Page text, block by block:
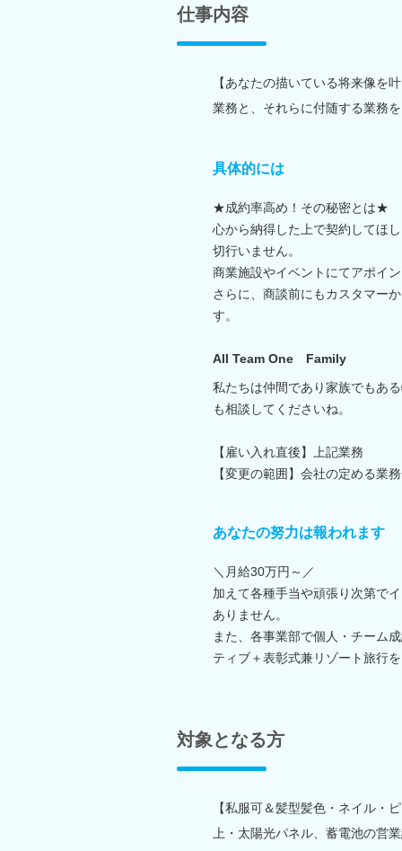
仕事内容
【あなたの描いている将来像を
業務と、それらに付随する業務
具体的には
★成約率高め！その秘密とは★
心から納得した上で契約してほ
切行いません。
商業施設やイベントにてアポイ
さらに、商談前にもカスタマー
す。
All Team One Family
私たちは仲間であり家族でもあ
も相談してくださいね。
【雇い入れ直後】上記業務
【変更の範囲】会社の定める業
あなたの努力は報われます
＼月給30万円～／
加えて各種手当や頑張り次第で
ありません。
また、各事業部で個人・チーム
ティブ＋表彰式兼リゾート旅行
対象となる方
【私服可＆髪型髪色・ネイル・
上・太陽光パネル、蓄電池の営